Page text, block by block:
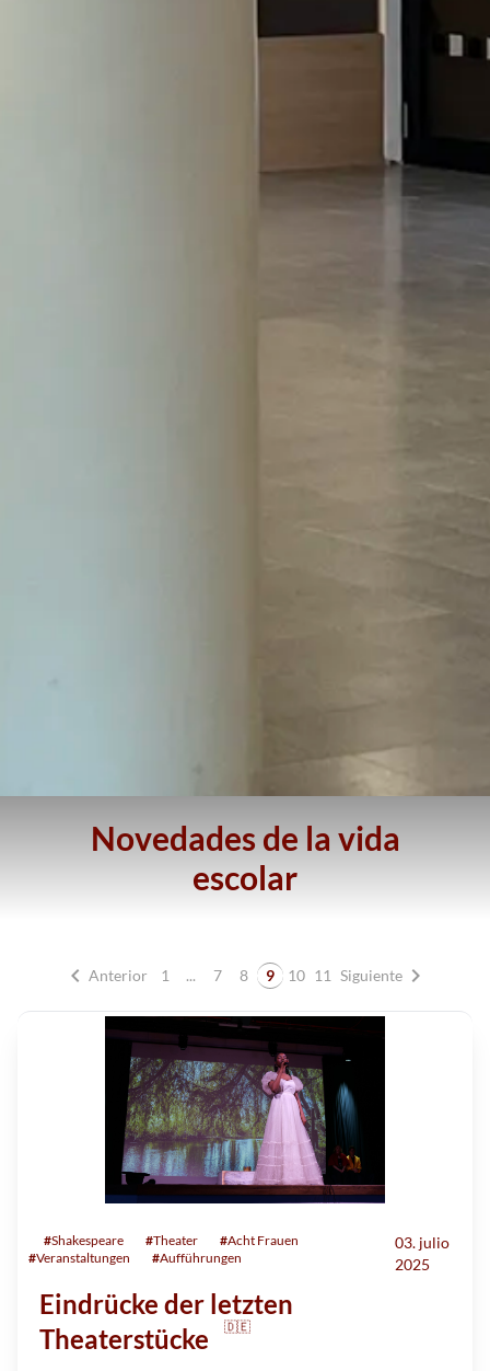
Novedades de la vida
escolar
chevron_left Anterior 1 ... 7 8 9 10 11 Siguientechevron_right
#Shakespeare #Theater #Acht Frauen
#Veranstaltungen #Aufführungen
03. julio
2025
Eindrücke der letzten
Theaterstücke
🇩🇪